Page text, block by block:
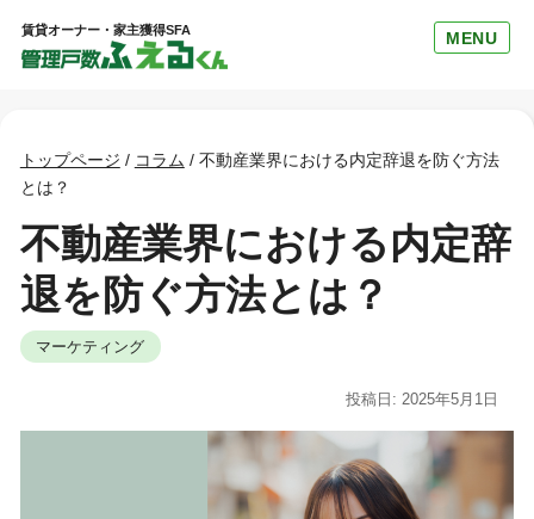
賃貸オーナー・家主獲得SFA MENU
トップページ / コラム / 不動産業界における内定辞退を防ぐ方法
とは？
不動産業界における内定辞
退を防ぐ方法とは？
マーケティング
投稿日: 2025年5月1日